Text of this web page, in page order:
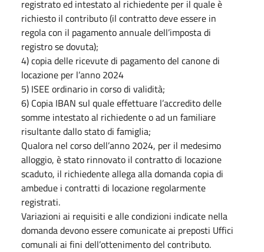
registrato ed intestato al richiedente per il quale è
richiesto il contributo (il contratto deve essere in
regola con il pagamento annuale dell’imposta di
registro se dovuta);
4) copia delle ricevute di pagamento del canone di
locazione per l’anno 2024
5) ISEE ordinario in corso di validità;
6) Copia IBAN sul quale effettuare l’accredito delle
somme intestato al richiedente o ad un familiare
risultante dallo stato di famiglia;
Qualora nel corso dell’anno 2024, per il medesimo
alloggio, è stato rinnovato il contratto di locazione
scaduto, il richiedente allega alla domanda copia di
ambedue i contratti di locazione regolarmente
registrati.
Variazioni ai requisiti e alle condizioni indicate nella
domanda devono essere comunicate ai preposti Uffici
comunali ai fini dell’ottenimento del contributo.